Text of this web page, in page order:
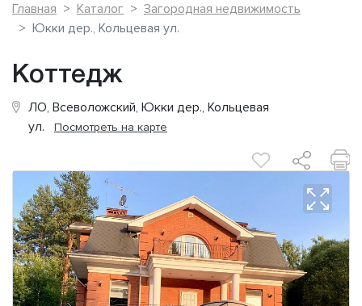
Главная Каталог
Загородная недвижимость
Юкки дер., Кольцевая ул.
Коттедж
ЛО, Всеволожский, Юкки дер., Кольцевая
ул. Посмотреть на карте